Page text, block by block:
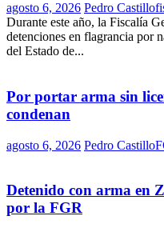
agosto 6, 2026 Pedro Castillo
Durante este año, la Fiscalía
detenciones en flagrancia por
del Estado de...
Por portar arma sin
condenan
agosto 6, 2026 Pedro Castillo
Detenido con arma en
por la FGR